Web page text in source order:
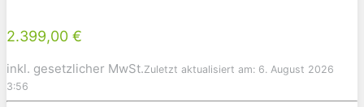
2.399,00 €
inkl. gesetzlicher MwSt.Zuletzt aktualisiert am: 6. August 2026
3:56